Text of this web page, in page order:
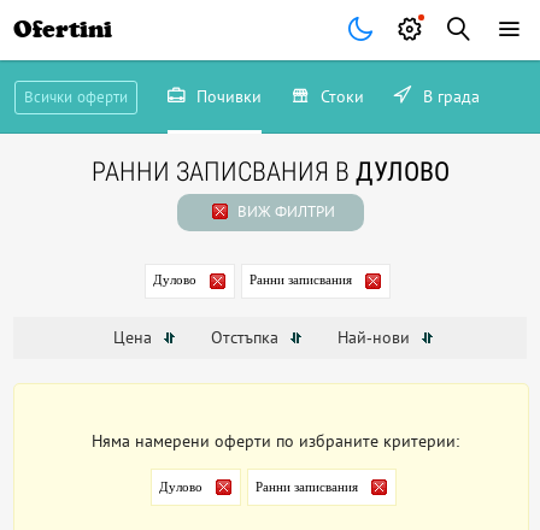
Ofertini
Всички оферти Почивки Стоки В града
РАННИ ЗАПИСВАНИЯ В ДУЛОВО
ВИЖ ФИЛТРИ
Дулово Ранни записвания
Цена Отстъпка Най-нови
Няма намерени оферти по избраните критерии:
Дулово Ранни записвания